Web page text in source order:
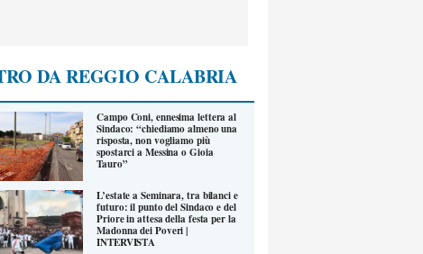
DA REGGIO CALABRIA
Campo Coni, ennesima lettera al
Sindaco: “chiediamo almeno una
risposta, non vogliamo più
spostarci a Messina o Gioia
Tauro”
L’estate a Seminara, tra bilanci e
futuro: il punto del Sindaco e del
Priore in attesa della festa per la
Madonna dei Poveri |
INTERVISTA